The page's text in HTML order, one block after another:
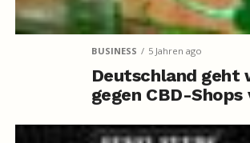
BUSINESS 5 Jahren ago
Deutschland geht
gegen CBD-Shops